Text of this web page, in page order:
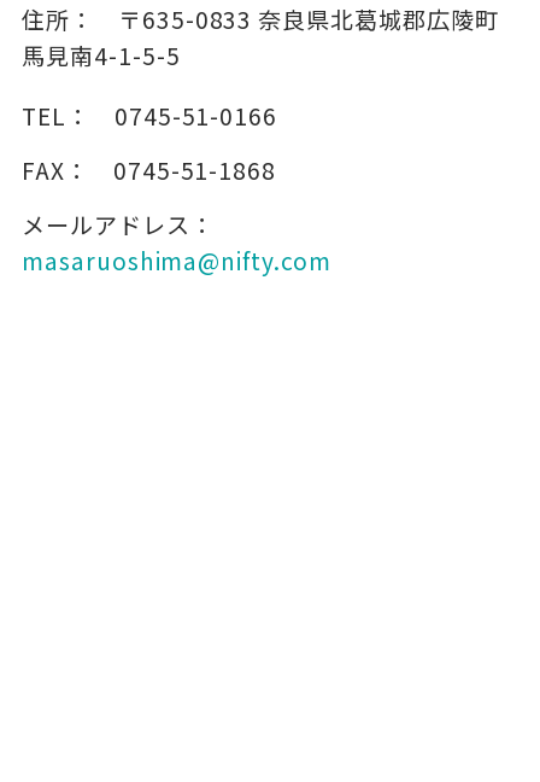
住所：
〒635-0833 奈良県北葛城郡広陵町
馬見南4-1-5-5
TEL：
0745-51-0166
FAX：
0745-51-1868
メールアドレス：
masaruoshima@nifty.com